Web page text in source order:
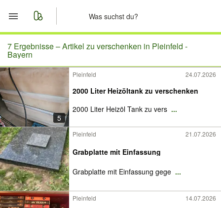
Start
Merkliste
Nachrichten
Anzeige aufgeben
7 Ergebnisse –Artikel zu verschenken in Pleinfeld -
Bayern
5
Pleinfeld 24.07.2026
2000 Liter Heizöltank zu verschenken
2000 Liter Heizöl Tank zu vers ...
Pleinfeld 21.07.2026
Grabplatte mit Einfassung
Grabplatte mit Einfassung gege ...
Pleinfeld 14.07.2026